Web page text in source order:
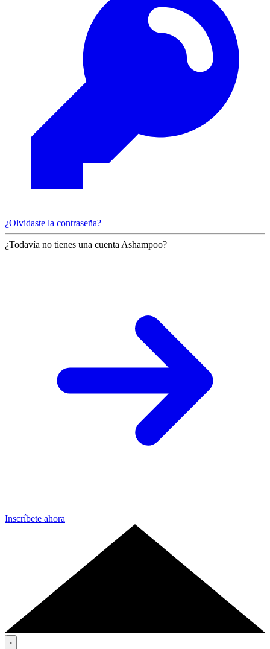
¿Olvidaste la contraseña?
¿Todavía no tienes una cuenta Ashampoo?
Inscríbete ahora